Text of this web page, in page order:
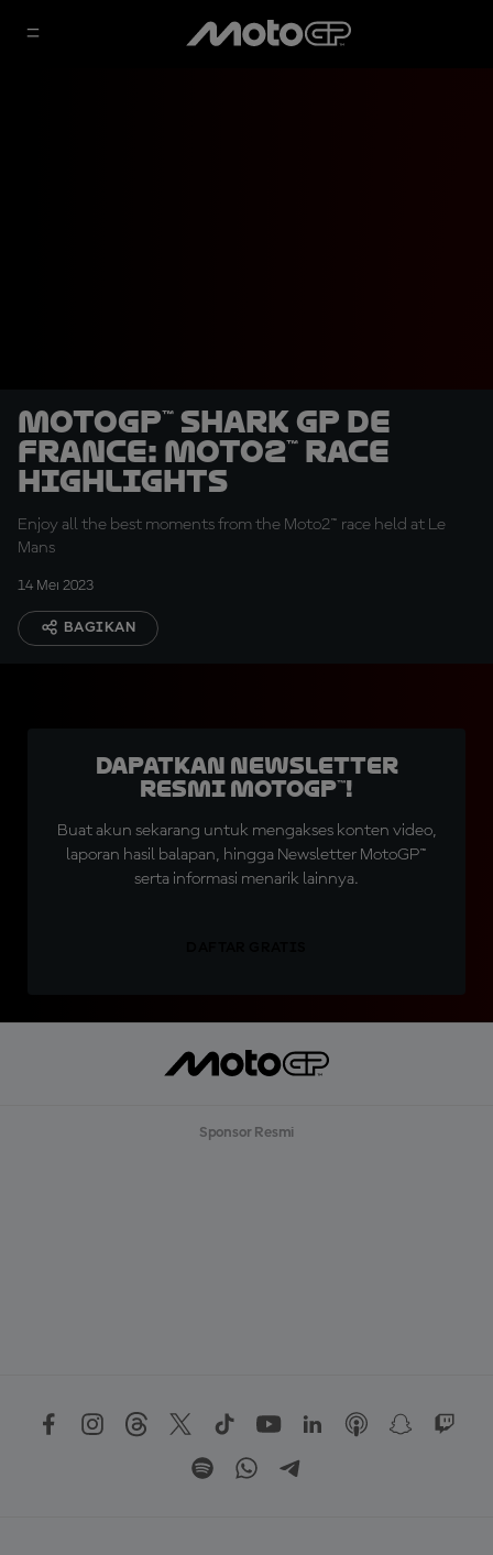
MotoGP™ SHARK GP de
France: Moto2™ race
highlights
Enjoy all the best moments from the Moto2™ race held at Le
Mans
14 Mei 2023
BAGIKAN
Dapatkan Newsletter
Resmi MotoGP™!
Buat akun sekarang untuk mengakses konten video,
laporan hasil balapan, hingga Newsletter MotoGP™
serta informasi menarik lainnya.
Sponsor Resmi